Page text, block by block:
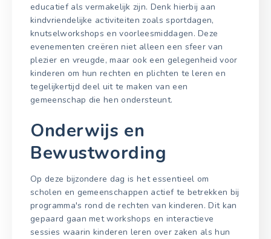
educatief als vermakelijk zijn. Denk hierbij aan
kindvriendelijke activiteiten zoals sportdagen,
knutselworkshops en voorleesmiddagen. Deze
evenementen creëren niet alleen een sfeer van
plezier en vreugde, maar ook een gelegenheid voor
kinderen om hun rechten en plichten te leren en
tegelijkertijd deel uit te maken van een
gemeenschap die hen ondersteunt.
Onderwijs en
Bewustwording
Op deze bijzondere dag is het essentieel om
scholen en gemeenschappen actief te betrekken bij
programma's rond de rechten van kinderen. Dit kan
gepaard gaan met workshops en interactieve
sessies waarin kinderen leren over zaken als hun